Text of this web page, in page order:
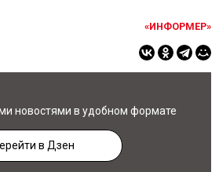
«ИНФОРМЕР»
новостями в удобном формате
в Дзен